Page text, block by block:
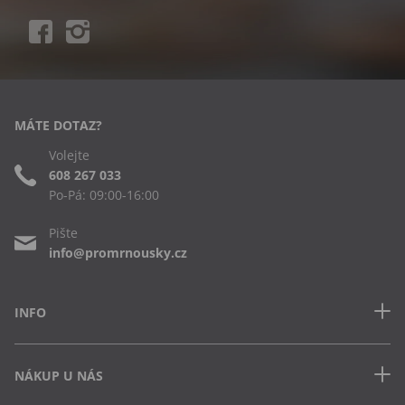
INFO
Často kladené dotazy
NÁKUP U NÁS
MÁTE DOTAZ?
Volejte
608 267 033
Po-Pá: 09:00-16:00
Pište
info@promrnousky.cz